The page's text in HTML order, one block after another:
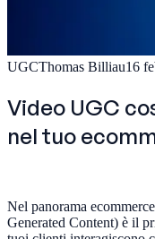
UGCThomas Billiau16
Video UGC
nel tuo
Nel panorama
Generated Content) è il